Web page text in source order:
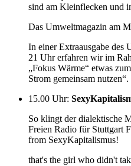
sind am Kleinflecken und
Das Umweltmagazin am
In einer Extraausgabe des
21 Uhr erfahren wir im
„Fokus Wärme“ etwas
Strom gemeinsam nutzen“.
15.00 Uhr:
So klingt der dialektische
Freien Radio für Stuttgart
from SexyKapitalismus!
that's the girl who didn't